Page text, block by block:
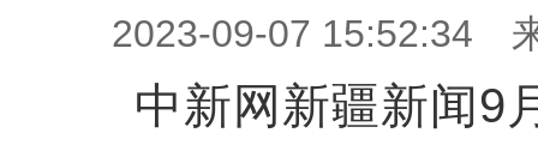
2023-09-07 15:52:34
中新网新疆新闻9